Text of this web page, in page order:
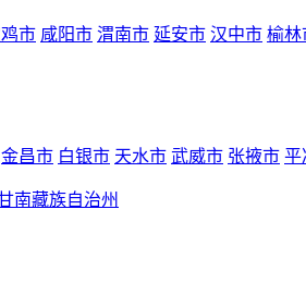
市 咸阳市 渭南市 延安市 汉中市 榆林
金昌市 白银市 天水市 武威市 张掖市 平
南藏族自治州